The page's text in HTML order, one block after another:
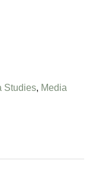
Studies, Media